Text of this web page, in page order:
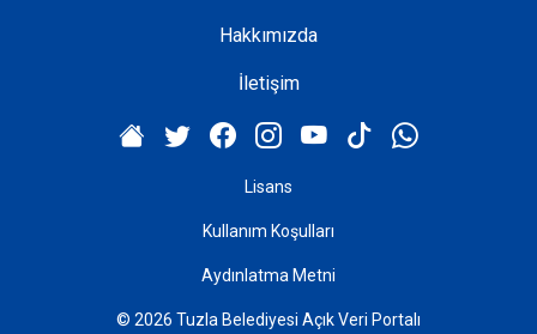
Hakkımızda
İletişim
Lisans
Kullanım Koşulları
Aydınlatma Metni
© 2026 Tuzla Belediyesi Açık Veri Portalı